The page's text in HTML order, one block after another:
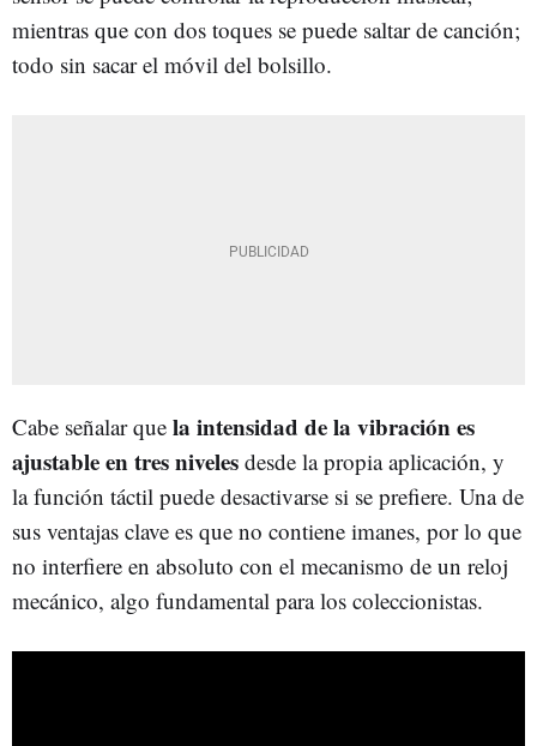
mientras que con dos toques se puede saltar de canción;
todo sin sacar el móvil del bolsillo.
Cabe señalar que la intensidad de la vibración es
ajustable en tres niveles desde la propia aplicación, y
la función táctil puede desactivarse si se prefiere. Una de
sus ventajas clave es que no contiene imanes, por lo que
no interfiere en absoluto con el mecanismo de un reloj
mecánico, algo fundamental para los coleccionistas.